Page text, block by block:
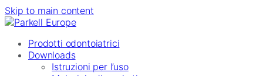
Skip to main content
Prodotti odontoiatrici
Downloads
Istruzioni per l’uso